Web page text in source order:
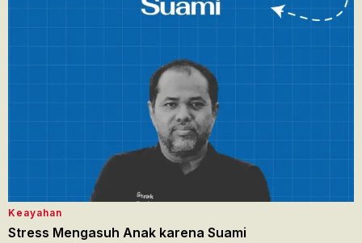
Keayahan
Stress Mengasuh Anak karena Suami